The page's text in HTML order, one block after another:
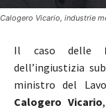
Calogero Vicario, industrie
Il caso delle
dell’ingiustizia
ministro del
Calogero Vicario